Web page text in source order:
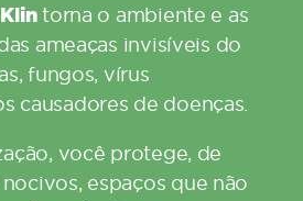
Klintorna o ambiente e as
ameaças invisíveis do
fungos, vírus
causadores de doenças.
você protege, de
nocivos, espaços que não